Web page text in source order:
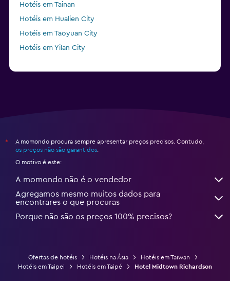
Hotéis em Tainan
Hotéis em Hualien City
Hotéis em Taoyuan City
Hotéis em Yilan City
*
A momondo procura sempre apresentar preços precisos. Contudo,
os preços não são garantidos
O motivo é este:
A momondo não é o vendedor
Agregamos mesmo muitos dados para
encontrares o que procuras
Porque não são os preços 100% precisos?
Ofertas de hotéis Hotéis na Ásia
Hotéis em Taiwan
Hotéis em Taipei
Hotéis em Taipé Hotel Midtown Richardson